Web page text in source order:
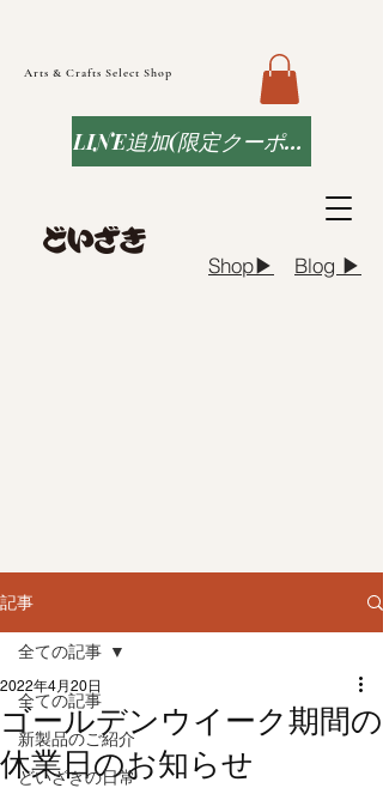
Arts & Crafts Select Shop
Blog ▶︎
Shop▶︎
LINE追加(限定クーポンなど)
記事
全ての記事
新製品のご紹介
どいざきの日常
全ての記事
ゴールデンウイーク期間の
休業日のお知らせ
2022年4月20日